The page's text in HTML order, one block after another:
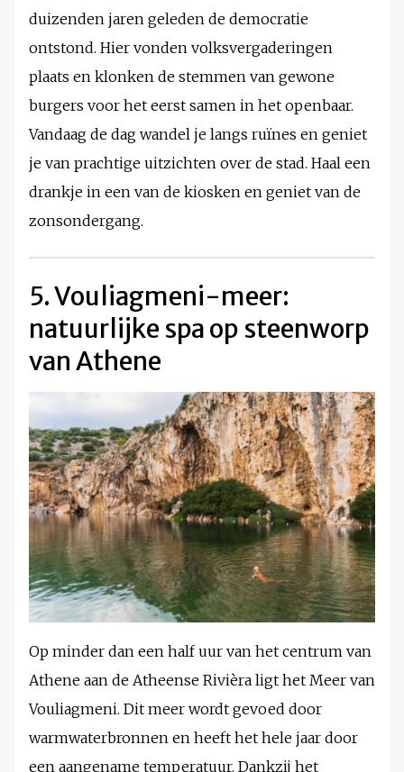
duizenden jaren geleden de democratie
ontstond. Hier vonden volksvergaderingen
plaats en klonken de stemmen van gewone
burgers voor het eerst samen in het openbaar.
Vandaag de dag wandel je langs ruïnes en geniet
je van prachtige uitzichten over de stad. Haal een
drankje in een van de kiosken en geniet van de
zonsondergang.
5. Vouliagmeni-meer:
natuurlijke spa op steenworp
van Athene
Op minder dan een half uur van het centrum van
Athene aan de Atheense Rivièra ligt het Meer van
Vouliagmeni. Dit meer wordt gevoed door
warmwaterbronnen en heeft het hele jaar door
een aangename temperatuur. Dankzij het